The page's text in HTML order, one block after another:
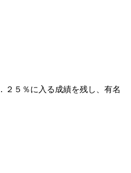
２５％に入る成績を残し、有名